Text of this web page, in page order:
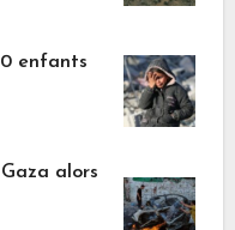
enfants
alors